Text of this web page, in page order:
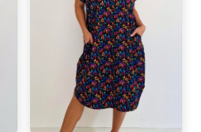
Velikost:44-50